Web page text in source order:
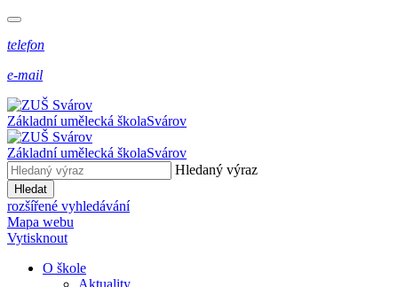
telefon
e-mail
Základní umělecká školaSvárov
Základní umělecká školaSvárov
Hledaný výraz
Hledat
rozšířené vyhledávání
Mapa webu
Vytisknout
O škole
Aktuality